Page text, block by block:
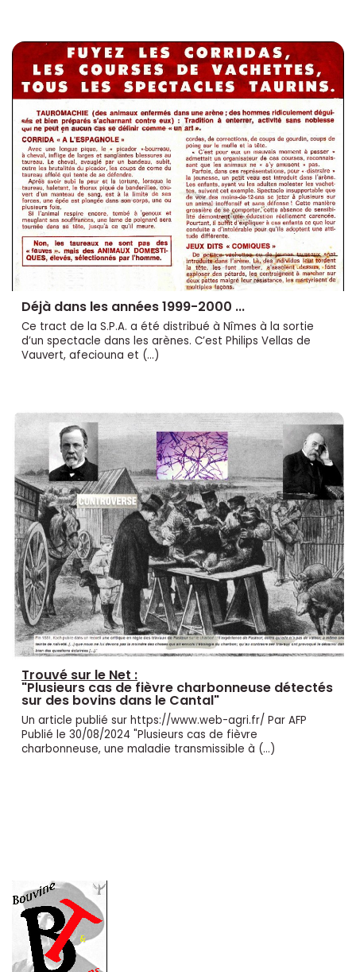
Déjà dans les années 1999-2000 ...
Ce tract de la S.P.A. a été distribué à Nîmes à la sortie
d’un spectacle dans les arènes. C’est Philips Vellas de
Vauvert, afeciouna et (…)
Trouvé sur le Net :
"Plusieurs cas de fièvre charbonneuse détectés
sur des bovins dans le Cantal"
Un article publié sur https://www.web-agri.fr/ Par AFP
Publié le 30/08/2024 "Plusieurs cas de fièvre
charbonneuse, une maladie transmissible à (…)